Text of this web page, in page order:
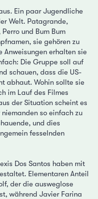
Ein paar Jugendliche
Welt. Patagrande,
und Bum Bum
sie gehören zu
erhalten sie
Die Gruppe soll auf
schauen, dass die US-
abhaut. Wohin sollte sie
im Lauf des Filmes
der Situation scheint es
so einfach zu
und dies
fesselnden
Dos Santos haben mit
Elementaren Anteil
der die ausweglose
während Javier Farina